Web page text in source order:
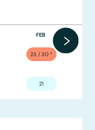
FEB
23 / 30 °
21